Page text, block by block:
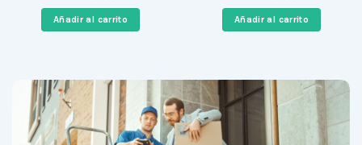
era:
523,00 €.
es:
266,00 €.
Añadir al carrito
era:
1.199,00 €.
Añadir al carrito